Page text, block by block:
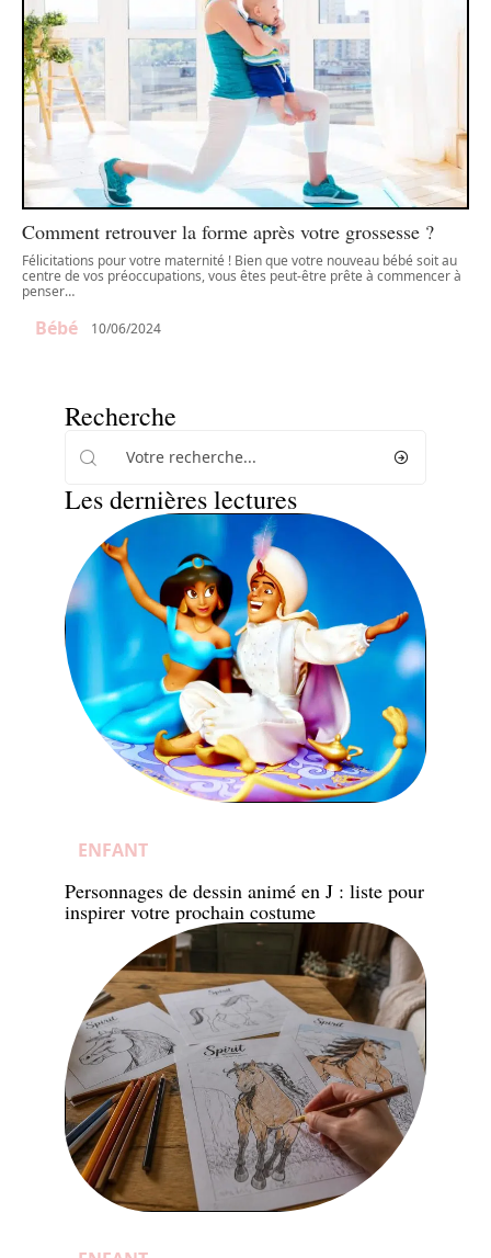
Comment retrouver la forme après votre grossesse ?
Félicitations pour votre maternité ! Bien que votre nouveau bébé soit au
centre de vos préoccupations, vous êtes peut-être prête à commencer à
penser…
Bébé 10/06/2024
Recherche
Les dernières lectures
ENFANT
Personnages de dessin animé en J : liste pour
inspirer votre prochain costume